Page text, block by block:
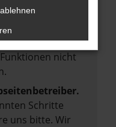
nur ein
kann auch dazu
nicht
Schritte
uns bitte. Wir